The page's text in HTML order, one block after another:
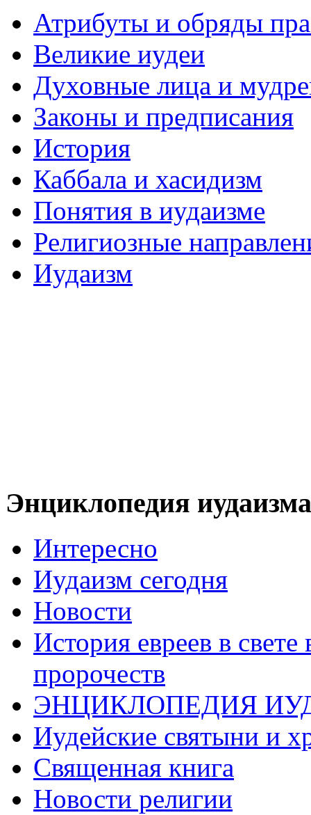
Атрибуты и обряды
Великие иудеи
Духовные лица и
Законы и предписания
История
Каббала и хасидизм
Понятия в иудаизме
Религиозные
Иудаизм
Энциклопедия иудаизма
Интересно
Иудаизм сегодня
Новости
История евреев в
пророчеств
ЭНЦИКЛОПЕДИЯ
Иудейские святыни и
Священная книга
Новости религии